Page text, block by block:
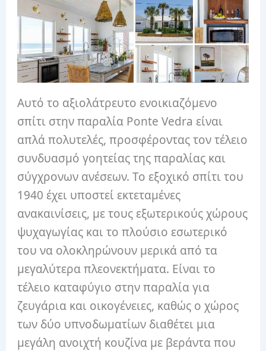
Αυτό το αξιολάτρευτο ενοικιαζόμενο
σπίτι στην παραλία Ponte Vedra είναι
απλά πολυτελές, προσφέροντας τον τέλειο
συνδυασμό γοητείας της παραλίας και
σύγχρονων ανέσεων. Το εξοχικό σπίτι του
1940 έχει υποστεί εκτεταμένες
ανακαινίσεις, με τους εξωτερικούς χώρους
ψυχαγωγίας και το πλούσιο εσωτερικό
του να ολοκληρώνουν μερικά από τα
μεγαλύτερα πλεονεκτήματα. Είναι το
τέλειο καταφύγιο στην παραλία για
ζευγάρια και οικογένειες, καθώς ο χώρος
των δύο υπνοδωματίων διαθέτει μια
μεγάλη ανοιχτή κουζίνα με βεράντα που